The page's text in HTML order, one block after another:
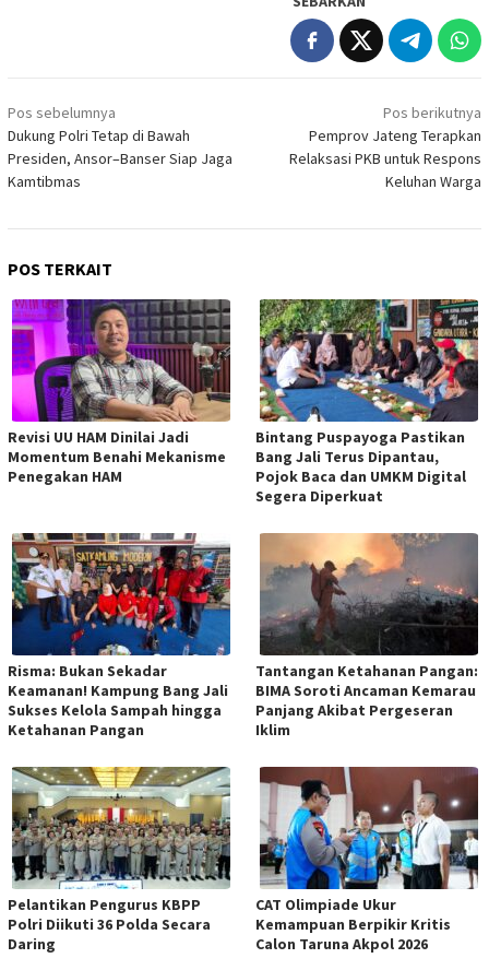
Navigasi
pos
Pos sebelumnya
Dukung Polri Tetap di Bawah
Presiden, Ansor–Banser Siap Jaga
Kamtibmas
Pos berikutnya
Pemprov Jateng Terapkan
Relaksasi PKB untuk Respons
Keluhan Warga
POS TERKAIT
Revisi UU HAM Dinilai Jadi
Momentum Benahi Mekanisme
Penegakan HAM
Bintang Puspayoga Pastikan
Bang Jali Terus Dipantau,
Pojok Baca dan UMKM Digital
Segera Diperkuat
Risma: Bukan Sekadar
Keamanan! Kampung Bang Jali
Sukses Kelola Sampah hingga
Ketahanan Pangan
Tantangan Ketahanan Pangan:
BIMA Soroti Ancaman Kemarau
Panjang Akibat Pergeseran
Iklim
Pelantikan Pengurus KBPP
Polri Diikuti 36 Polda Secara
Daring
CAT Olimpiade Ukur
Kemampuan Berpikir Kritis
Calon Taruna Akpol 2026